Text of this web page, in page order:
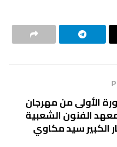
الأولى من مهرجان
الفنون الشعبية
الكبير سيد مكاوي